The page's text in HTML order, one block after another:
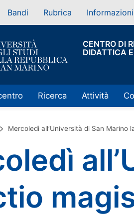
Bandi Rubrica
CENTRO DI
DIDATTICA
Ricerca Attività
Mercoledì all’Università di San